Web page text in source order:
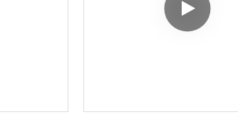
consumatori moderni di